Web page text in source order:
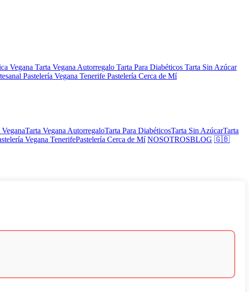
Vegana Tarta Vegana Autorregalo Tarta Para Diabéticos Tarta Sin Azúcar
Pastelería Vegana Tenerife Pastelería Cerca de Mí
Tarta Vegana AutorregaloTarta Para DiabéticosTarta Sin AzúcarTarta
Vegana TenerifePastelería Cerca de Mí NOSOTROSBLOG 🇬🇧